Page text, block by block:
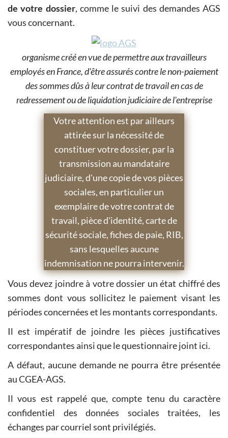
de votre dossier, comme le suivi des demandes AGS
vous concernant.
organisme créé en vue de permettre aux travailleurs
employés en France, d'être assurés contre le non-paiement
des sommes dûs à leur contrat de travail en cas de
redressement ou de liquidation judiciaire de l'entreprise
Votre attention est par ailleurs
attirée sur la nécessité de
constituer votre dossier, par la
transmission au mandataire
judiciaire, d'une copie de vos pièces
sociales, en particulier un
exemplaire de votre contrat de
travail, pièce d'identité, carte de
sécurité sociale, fiches de paie, RIB,
sans lesquelles aucune
indemnisation ne pourra intervenir.
Vous devez joindre à votre dossier un état chiffré des
sommes dont vous sollicitez le paiement visant les
périodes concernées et les montants correspondants.
Il est impératif de joindre les pièces justificatives
correspondantes ainsi que le questionnaire joint ici.
A défaut, aucune demande ne pourra être présentée
au CGEA-AGS.
Il vous est rappelé que, compte tenu du caractère
confidentiel des données sociales traitées, les
échanges par courriel sont privilégiés.